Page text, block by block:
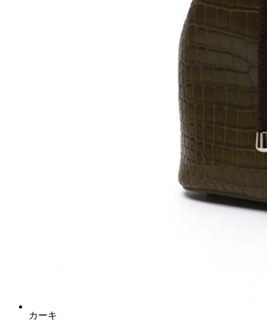
カーキ